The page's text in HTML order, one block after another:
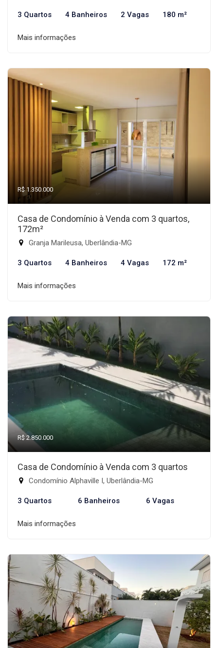
3 Quartos 4 Banheiros 2 Vagas 180 m²
Mais informações
R$ 1.350.000
Casa de Condomínio à Venda com 3 quartos,
172m²
Granja Marileusa, Uberlândia-MG
3 Quartos 4 Banheiros 4 Vagas 172 m²
Mais informações
R$ 2.850.000
Casa de Condomínio à Venda com 3 quartos
Condomínio Alphaville I, Uberlândia-MG
3 Quartos 6 Banheiros 6 Vagas
Mais informações